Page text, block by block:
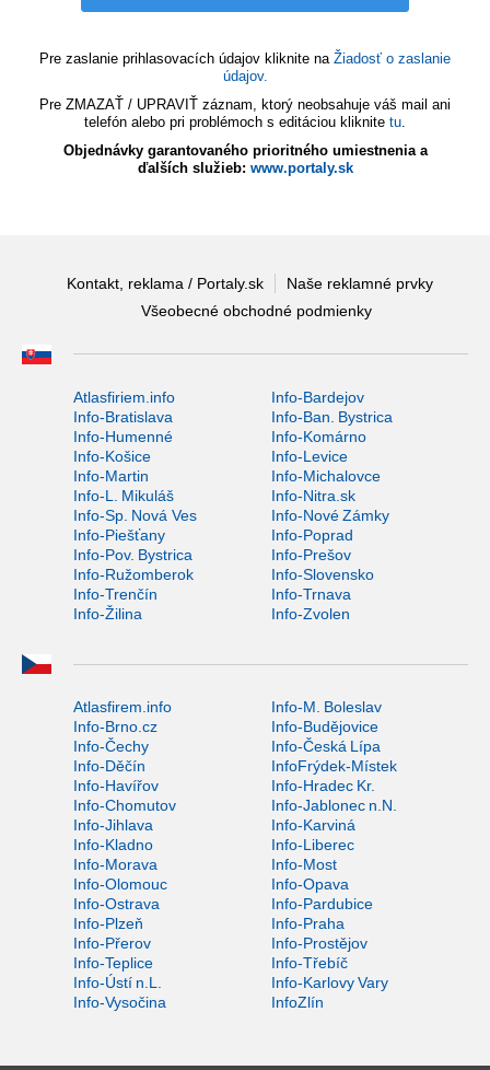
Pre zaslanie prihlasovacích údajov kliknite na Žiadosť o zaslanie
údajov.
Pre ZMAZAŤ / UPRAVIŤ záznam, ktorý neobsahuje váš mail ani
telefón alebo pri problémoch s editáciou kliknite tu.
Objednávky garantovaného prioritného umiestnenia a
ďalších služieb: www.portaly.sk
Kontakt, reklama / Portaly.sk
Naše reklamné prvky
Všeobecné obchodné podmienky
Atlasfiriem.info
Info-Bardejov
Info-Bratislava
Info-Ban. Bystrica
Info-Humenné
Info-Komárno
Info-Košice
Info-Levice
Info-Martin
Info-Michalovce
Info-L. Mikuláš
Info-Nitra.sk
Info-Sp. Nová Ves
Info-Nové Zámky
Info-Piešťany
Info-Poprad
Info-Pov. Bystrica
Info-Prešov
Info-Ružomberok
Info-Slovensko
Info-Trenčín
Info-Trnava
Info-Žilina
Info-Zvolen
Atlasfirem.info
Info-M. Boleslav
Info-Brno.cz
Info-Budějovice
Info-Čechy
Info-Česká Lípa
Info-Děčín
InfoFrýdek-Místek
Info-Havířov
Info-Hradec Kr.
Info-Chomutov
Info-Jablonec n.N.
Info-Jihlava
Info-Karviná
Info-Kladno
Info-Liberec
Info-Morava
Info-Most
Info-Olomouc
Info-Opava
Info-Ostrava
Info-Pardubice
Info-Plzeň
Info-Praha
Info-Přerov
Info-Prostějov
Info-Teplice
Info-Třebíč
Info-Ústí n.L.
Info-Karlovy Vary
Info-Vysočina
InfoZlín